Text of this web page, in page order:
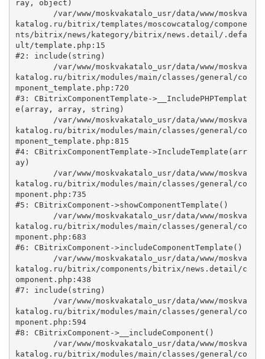
ray, object)
katalog.ru/bitrix/templates/moscowcatalog/compone
nts/bitrix/news/kategory/bitrix/news.detail/.defa
ult/template.php:15
#2: include(string)
katalog.ru/bitrix/modules/main/classes/general/co
mponent_template.php:720
#3: CBitrixComponentTemplate->__IncludePHPTemplat
e(array, array, string)
katalog.ru/bitrix/modules/main/classes/general/co
mponent_template.php:815
#4: CBitrixComponentTemplate->IncludeTemplate(arr
ay)
katalog.ru/bitrix/modules/main/classes/general/co
mponent.php:735
#5: CBitrixComponent->showComponentTemplate()
katalog.ru/bitrix/modules/main/classes/general/co
mponent.php:683
#6: CBitrixComponent->includeComponentTemplate()
katalog.ru/bitrix/components/bitrix/news.detail/c
omponent.php:438
#7: include(string)
katalog.ru/bitrix/modules/main/classes/general/co
mponent.php:594
#8: CBitrixComponent->__includeComponent()
katalog.ru/bitrix/modules/main/classes/general/co